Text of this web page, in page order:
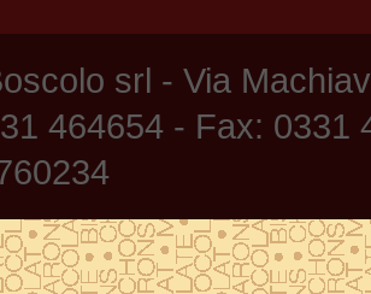
srl - Via
464654 - Fax: 0331